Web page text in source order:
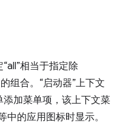
相当于指定除
组合。“启动器”上下文
加菜单项，该上下文菜
的应用图标时显示。